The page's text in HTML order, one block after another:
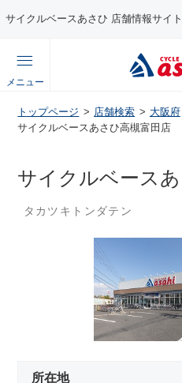
サイクルベースあさひ 店舗情報サイト
総合サイト
公式オンラインストア
企業情報サイト
店舗情報サイト
メニュー
コンテンツ
メンテナンス・カスタム講座
自転車・パーツの使い方・
トップページ 店舗検索
大阪府
サイクルベースあさひ高槻富田店
サイクルベース
タカツキトンダテン
所在地